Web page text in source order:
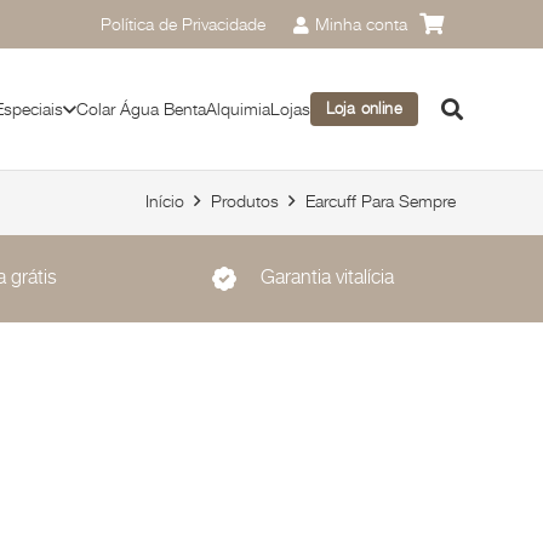
Política de Privacidade Minha conta
Colar Água BentaAlquimiaLojas Loja online
Início Produtos Earcuff Para Sempre
grátis Garantia vitalícia